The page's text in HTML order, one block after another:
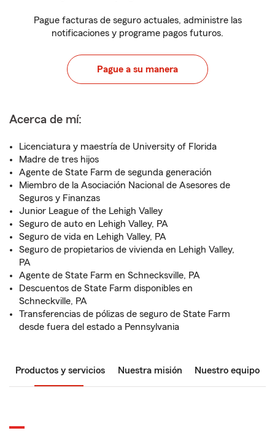
Pague facturas de seguro actuales, administre las
notificaciones y programe pagos futuros.
Pague a su manera
Acerca de mí:
Licenciatura y maestría de University of Florida
Madre de tres hijos
Agente de State Farm de segunda generación
Miembro de la Asociación Nacional de Asesores de
Seguros y Finanzas
Junior League of the Lehigh Valley
Seguro de auto en Lehigh Valley, PA
Seguro de vida en Lehigh Valley, PA
Seguro de propietarios de vivienda en Lehigh Valley,
PA
Agente de State Farm en Schnecksville, PA
Descuentos de State Farm disponibles en
Schneckville, PA
Transferencias de pólizas de seguro de State Farm
desde fuera del estado a Pennsylvania
Productos y servicios Nuestra misión Nuestro equipo